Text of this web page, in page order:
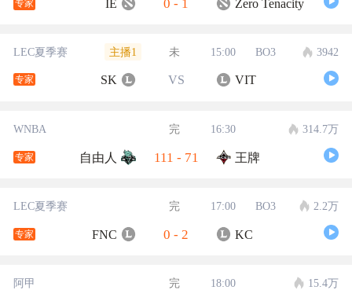
专家 IE 0 - 1 Zero Tenacity
LEC夏季赛 主播1 未 15:00 BO3 3942
专家 SK VS VIT
WNBA 完 16:30 314.7万
专家 自由人 111 - 71 王牌
LEC夏季赛 完 17:00 BO3 2.2万
专家 FNC 0 - 2 KC
阿甲 完 18:00 15.4万